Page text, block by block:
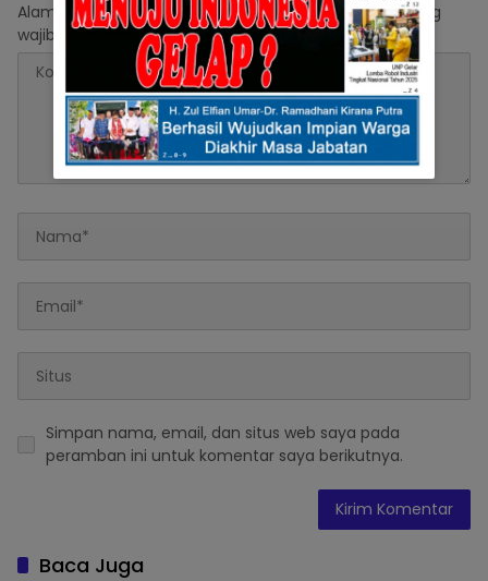
Alamat email Anda tidak akan dipublikasikan. Ruas yang
wajib ditandai*
Simpan nama, email, dan situs web saya pada
peramban ini untuk komentar saya berikutnya.
Baca Juga